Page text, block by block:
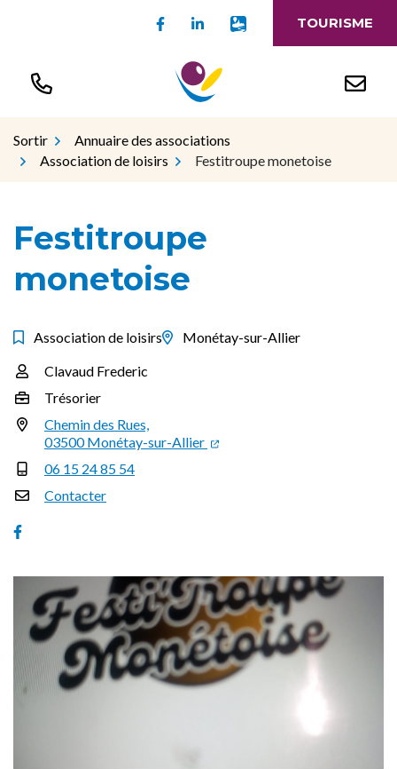
Lien vers le compte Facebook
Lien vers le compte
Lien vers l'appli
TOURISME
Sortir
Annuaire des associations
Association de loisirs
Festitroupe monetoise
Festitroupe
monetoise
Association de loisirs Monétay-sur-Allier
Infos utiles
Clavaud Frederic
Trésorier
Chemin des Rues,
03500 Monétay-sur-Allier
06 15 24 85 54
Contacter
Facebook